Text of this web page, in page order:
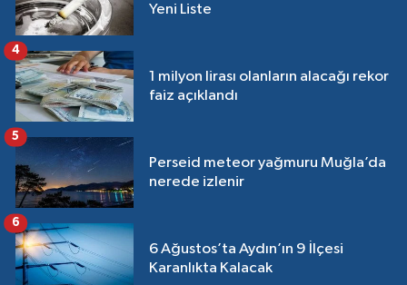
Yeni Liste
1 milyon lirası olanların alacağı rekor
faiz açıklandı
4
Perseid meteor yağmuru Muğla’da
nerede izlenir
5
6 Ağustos’ta Aydın’ın 9 İlçesi
Karanlıkta Kalacak
6